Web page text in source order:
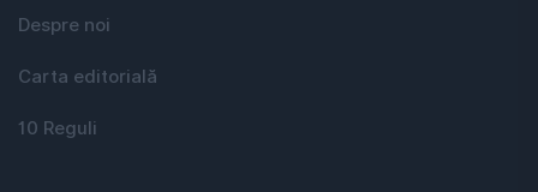
Despre noi
Carta editorială
10 Reguli